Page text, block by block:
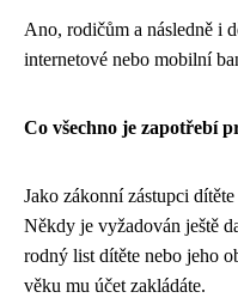
Ano, rodičům a následně i
internetové nebo mobilní
Co všechno je zapotřebí
Jako zákonní zástupci
Někdy je vyžadován ještě
rodný list dítěte nebo jeho
věku mu účet zakládáte.